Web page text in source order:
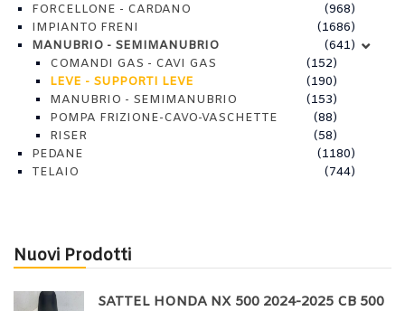
FORCELLONE - CARDANO
(968)
IMPIANTO FRENI
(1686)
MANUBRIO - SEMIMANUBRIO
(641)
COMANDI GAS - CAVI GAS
(152)
LEVE - SUPPORTI LEVE
(190)
MANUBRIO - SEMIMANUBRIO
(153)
POMPA FRIZIONE-CAVO-VASCHETTE
(88)
RISER
(58)
PEDANE
(1180)
TELAIO
(744)
Nuovi Prodotti
SATTEL HONDA NX 500 2024-2025 CB 500